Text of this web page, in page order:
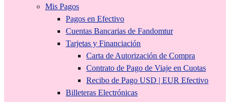
Mis Pagos
Pagos en Efectivo
Cuentas Bancarias de Fandomtur
Tarjetas y Financiación
Carta de Autorización de Compra
Contrato de Pago de Viaje en Cuotas
Recibo de Pago USD | EUR Efectivo
Billeteras Electrónicas